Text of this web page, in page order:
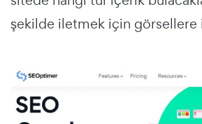
şekilde iletmek için görsellere